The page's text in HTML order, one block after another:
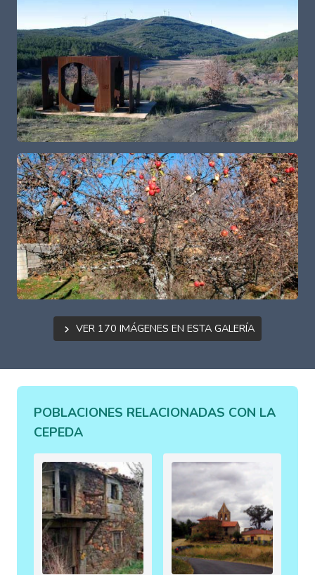
Ver 170 imágenes en esta galería
POBLACIONES RELACIONADAS CON LA
CEPEDA